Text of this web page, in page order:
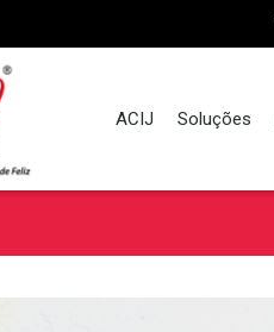
ACIJ Soluções